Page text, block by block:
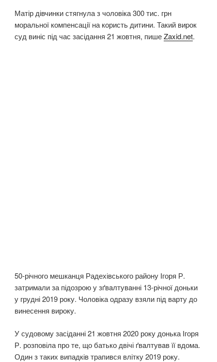
Матір дівчинки стягнула з чоловіка 300 тис. грн
моральної компенсації на користь дитини. Такий виpок
суд виніс під час засідання 21 жовтня, пишеZaxid.net.
50-річного мешканця Радехівського району Ігоря Р.
затримали за підозрою у зґвaлтувaнні 13-річної доньки
у грудні 2019 року. Чоловіка одразу взяли під варту до
винесення вироку.
У судовому засіданні 21 жовтня 2020 року донька Ігоря
Р. розповіла про те, що батько двічі ґвaлтувaв її вдома.
Один з таких випадків трапився влітку 2019 року.